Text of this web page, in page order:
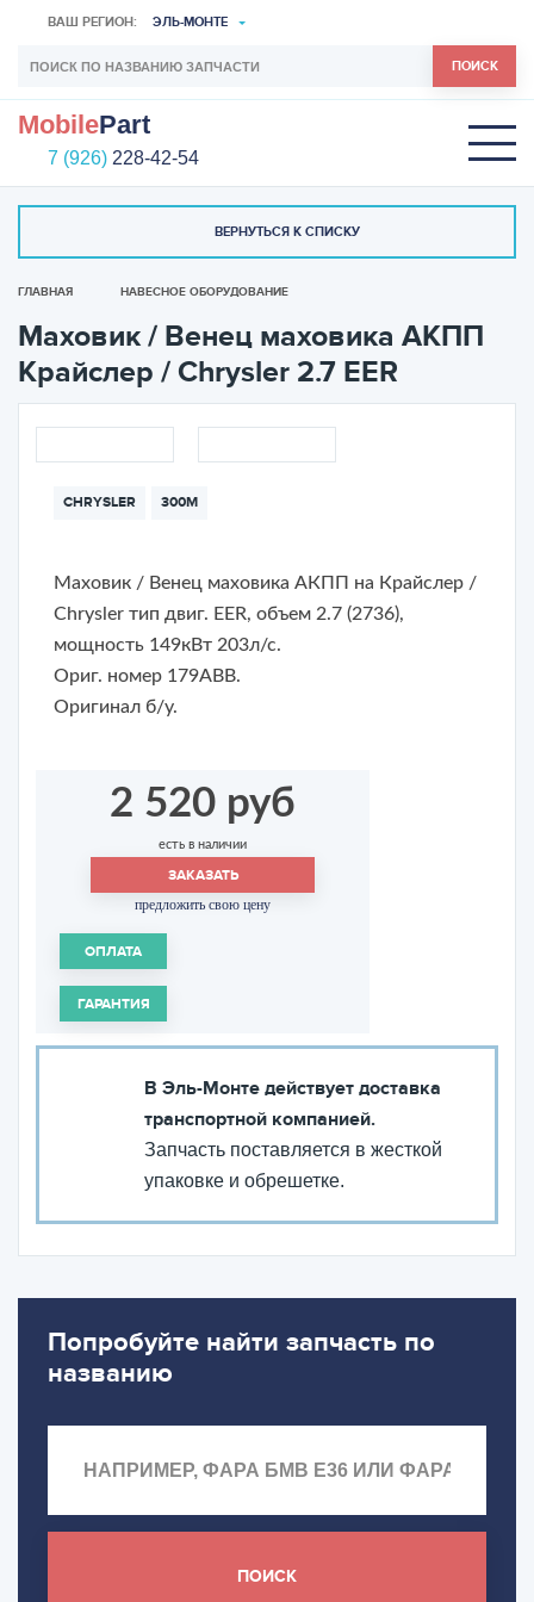
ВАШ РЕГИОН: ЭЛЬ-МОНТЕ
ПОИСК
MobilePart
7 (926) 228-42-54
ВЕРНУТЬСЯ К СПИСКУ
ГЛАВНАЯ НАВЕСНОЕ ОБОРУДОВАНИЕ
Маховик / Венец маховика АКПП
Крайслер / Chrysler 2.7 EER
CHRYSLER 300M
Маховик / Венец маховика АКПП на Крайслер /
Chrysler тип двиг. EER, объем 2.7 (2736),
мощность 149кВт 203л/с.
Ориг. номер 179ABB.
Оригинал б/у.
2 520 руб
есть в наличии
ЗАКАЗАТЬ
предложить свою цену
ОПЛАТА
ГАРАНТИЯ
В Эль-Монте действует доставка
транспортной компанией.
Запчасть поставляется в жесткой
упаковке и обрешетке.
Попробуйте найти запчасть по
названию
ПОИСК